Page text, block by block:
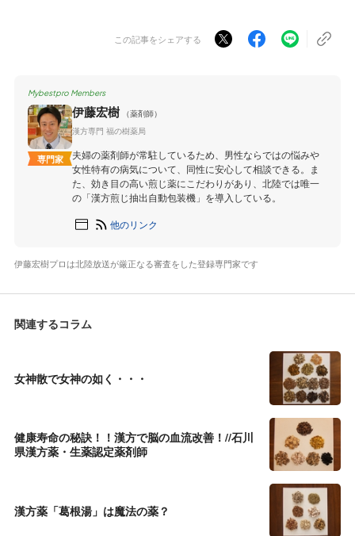
この記事をシェアする
Mybestpro Members
専門家
伊藤宏樹
（薬剤師）
漢方専門 福の樹薬局
夫婦の薬剤師が常駐しているため、男性ならではの悩みや
女性特有の病気について、同性に安心して相談できる。ま
た、効き目の高い煎じ薬にこだわりがあり、北陸では唯一
の「漢方煎じ抽出自動包装機」を導入している。
他のリンク
伊藤宏樹プロは北陸放送が厳正なる審査をした登録専門家です
関連するコラム
女神散で女神の如く・・・
健康寿命の秘訣！！漢方で脳の血流改善！//石川
県漢方薬・生薬認定薬剤師
漢方薬「葛根湯」は魔法の薬？